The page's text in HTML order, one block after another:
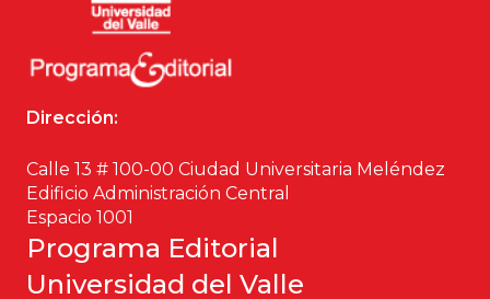
Dirección:
Calle 13 # 100-00 Ciudad Universitaria Meléndez
Edificio Administración Central
Espacio 1001
Programa Editorial
Universidad del Valle